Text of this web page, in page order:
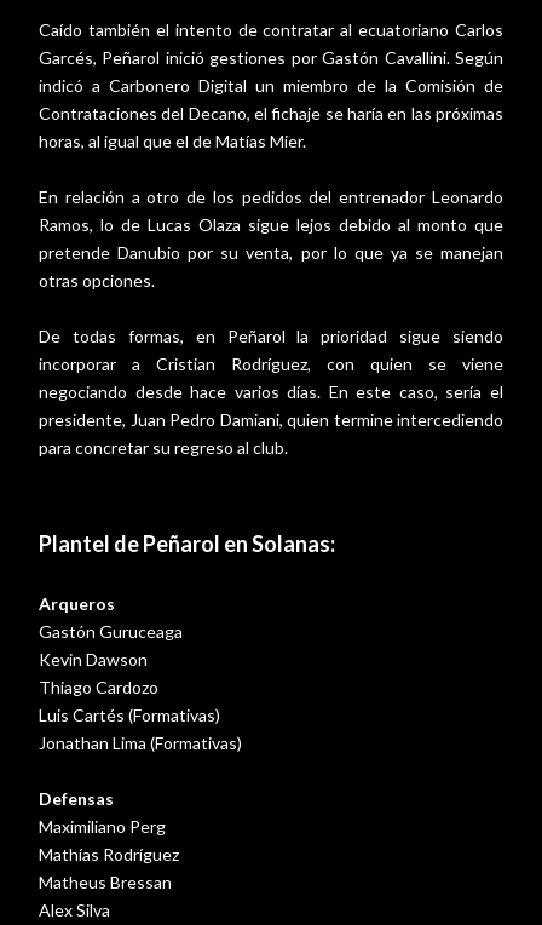
Caído también el intento de contratar al ecuatoriano Carlos
Garcés, Peñarol inició gestiones por Gastón Cavallini. Según
indicó a Carbonero Digital un miembro de la Comisión de
Contrataciones del Decano, el fichaje se haría en las próximas
horas, al igual que el de Matías Mier.
En relación a otro de los pedidos del entrenador Leonardo
Ramos, lo de Lucas Olaza sigue lejos debido al monto que
pretende Danubio por su venta, por lo que ya se manejan
otras opciones.
De todas formas, en Peñarol la prioridad sigue siendo
incorporar a Cristian Rodríguez, con quien se viene
negociando desde hace varios días. En este caso, sería el
presidente, Juan Pedro Damiani, quien termine intercediendo
para concretar su regreso al club.
Plantel de Peñarol en Solanas:
Arqueros
Gastón Guruceaga
Kevin Dawson
Thiago Cardozo
Luis Cartés (Formativas)
Jonathan Lima (Formativas)
Defensas
Maximiliano Perg
Mathías Rodríguez
Matheus Bressan
Alex Silva